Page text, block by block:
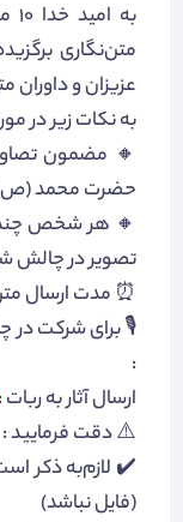
متن‌نگاری
عزیزان و داوران
به نکات زیر در
🔸 مضمون
حضرت محمد (ص)
🔸 هر شخص
تصویر در چالش
⏰ مدت ارسال متن‌نگاری‌ها از
🎙 برای شرکت در
:
ارسال آثار به
⚠️ دقت فرمایید :
✔️ لازم‌به ذکر
(فایل نباشد)